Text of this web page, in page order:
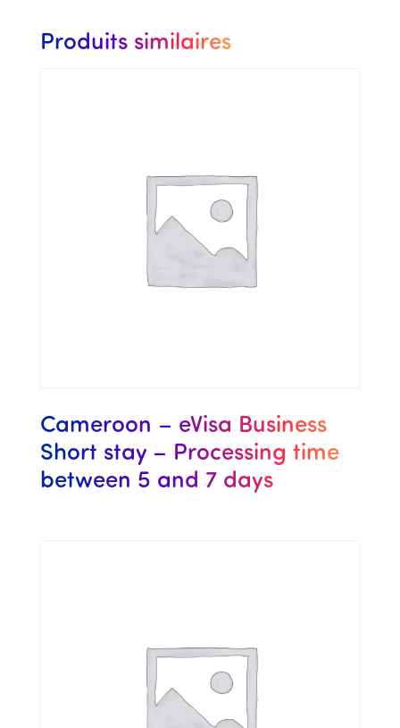
Produits similaires
Cameroon – eVisa Business
Short stay – Processing time
between 5 and 7 days